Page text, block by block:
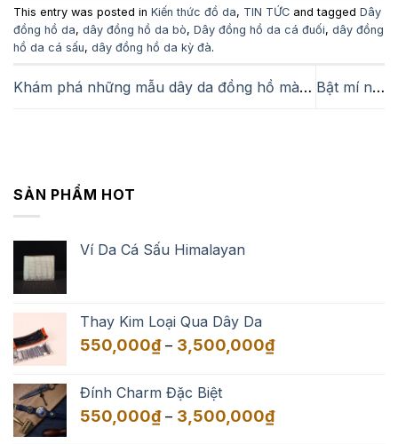
This entry was posted in Kiến thức đồ da, TIN TỨC and tagged Dây
đồng hồ da, dây đồng hồ da bò, Dây đồng hồ da cá đuối, dây đồng
hồ da cá sấu, dây đồng hồ da kỳ đà.
Khám phá những mẫu dây da đồng hồ màu vàng Zenio Bật mí những mẫu dây da đồng hồ màu cam sành điệu
SẢN PHẨM HOT
Ví Da Cá Sấu Himalayan
Thay Kim Loại Qua Dây Da
550,000₫ – 3,500,000₫Khoảng
đến
Đính Charm Đặc Biệt
550,000₫ – 3,500,000₫Khoảng